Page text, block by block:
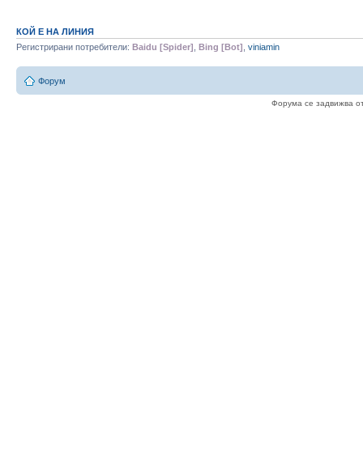
КОЙ Е НА ЛИНИЯ
Регистрирани потребители: Baidu [Spider] Bing [Bot] viniamin
Форум
Форума се задвижва